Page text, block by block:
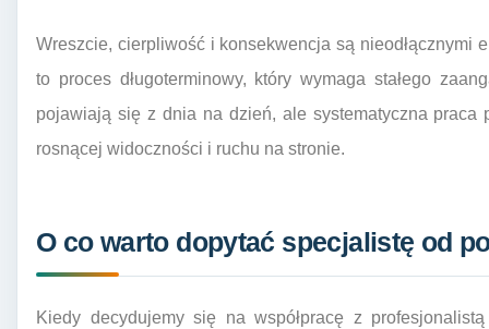
Wreszcie, cierpliwość i konsekwencja są nieodłącznymi
to proces długoterminowy, który wymaga stałego
pojawiają się z dnia na dzień, ale systematyczna praca
rosnącej widoczności i ruchu na stronie.
O co warto dopytać specjalistę od
Kiedy decydujemy się na współpracę z